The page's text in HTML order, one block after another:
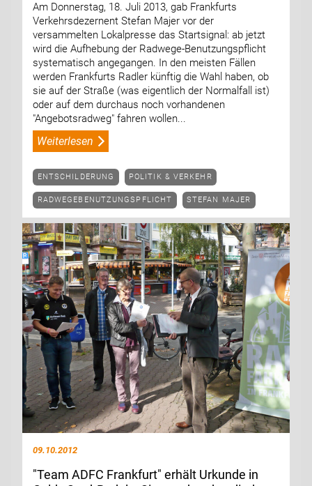
Am Donnerstag, 18. Juli 2013, gab Frankfurts
Verkehrsdezernent Stefan Majer vor der
versammelten Lokalpresse das Startsignal: ab jetzt
wird die Aufhebung der Radwege-Benutzungspflicht
systematisch angegangen. In den meisten Fällen
werden Frankfurts Radler künftig die Wahl haben, ob
sie auf der Straße (was eigentlich der Normalfall ist)
oder auf dem durchaus noch vorhandenen
"Angebotsradweg" fahren wollen...
Weiterlesen
ENTSCHILDERUNG POLITIK & VERKEHR
RADWEGEBENUTZUNGSPFLICHT STEFAN MAJER
09.10.2012
"Team ADFC Frankfurt" erhält Urkunde in